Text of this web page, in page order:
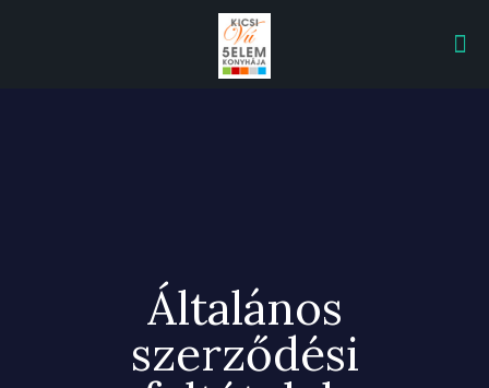
Általános
szerződési